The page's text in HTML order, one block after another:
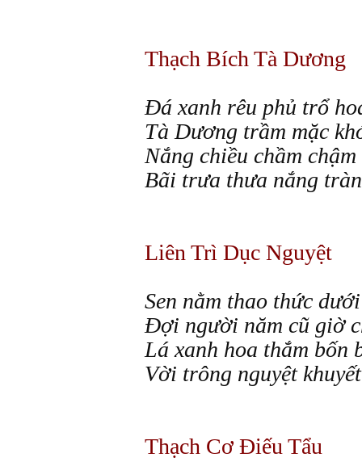
Thạch Bích Tà Dương
Đáxanh rêu phủ trổ
Tà Dương trầm mặc
Nắng chiều chầm
Bãi trưa thưa nắng
Liên Trì Dục Nguyệt
Sen nằm thao thức
Đợi người năm cũ giờ
Lá xanh hoa thắm bốn
Vời trông nguyệt
Thạch Cơ Điếu Tẩu